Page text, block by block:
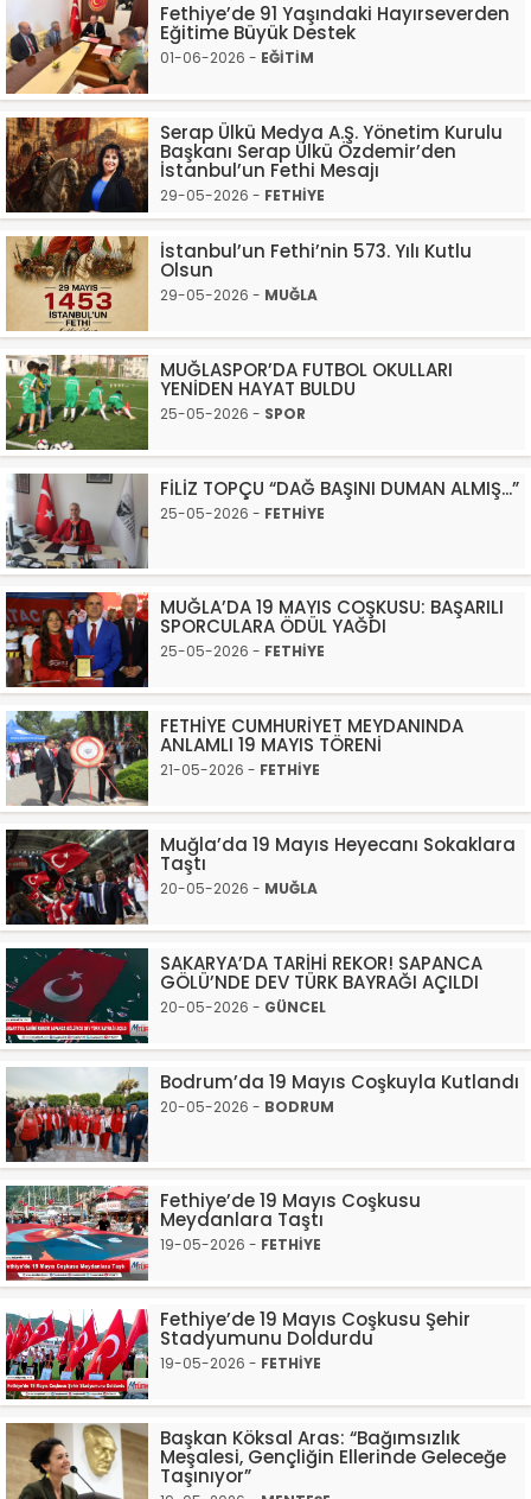
Fethiye’de 91 Yaşındaki Hayırseverden
Eğitime Büyük Destek
01-06-2026 - EĞİTİM
Serap Ülkü Medya A.Ş. Yönetim Kurulu
Başkanı Serap Ülkü Özdemir’den
İstanbul’un Fethi Mesajı
29-05-2026 - FETHİYE
İstanbul’un Fethi’nin 573. Yılı Kutlu
Olsun
29-05-2026 - MUĞLA
MUĞLASPOR’DA FUTBOL OKULLARI
YENİDEN HAYAT BULDU
25-05-2026 - SPOR
FİLİZ TOPÇU “DAĞ BAŞINI DUMAN ALMIŞ...”
25-05-2026 - FETHİYE
MUĞLA’DA 19 MAYIS COŞKUSU: BAŞARILI
SPORCULARA ÖDÜL YAĞDI
25-05-2026 - FETHİYE
FETHİYE CUMHURİYET MEYDANINDA
ANLAMLI 19 MAYIS TÖRENİ
21-05-2026 - FETHİYE
Muğla’da 19 Mayıs Heyecanı Sokaklara
Taştı
20-05-2026 - MUĞLA
SAKARYA’DA TARİHİ REKOR! SAPANCA
GÖLÜ’NDE DEV TÜRK BAYRAĞI AÇILDI
20-05-2026 - GÜNCEL
Bodrum’da 19 Mayıs Coşkuyla Kutlandı
20-05-2026 - BODRUM
Fethiye’de 19 Mayıs Coşkusu
Meydanlara Taştı
19-05-2026 - FETHİYE
Fethiye’de 19 Mayıs Coşkusu Şehir
Stadyumunu Doldurdu
19-05-2026 - FETHİYE
Başkan Köksal Aras: “Bağımsızlık
Meşalesi, Gençliğin Ellerinde Geleceğe
Taşınıyor”